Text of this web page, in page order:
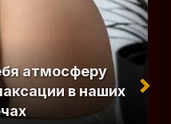
атмосферу
в наших